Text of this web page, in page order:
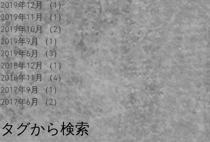
2019年12月 （1）1件の記事
2019年11月
（1）1件の記事
2019年10月 （2）
2件の記事
2019年9月
（1）
1件の記事
2019年6月
（3）3件の記事
2018年12月 （1）
1件の記事
2018年11月
（4） 4件の記事
2017年9月
（1）
1件の記事
2017年6月
（2） 2件の記事
タグから検索